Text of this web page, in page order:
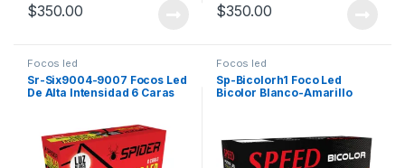
$350.00 $350.00
Focos led
Sr-Six9004-9007 Focos Led
De Alta Intensidad 6 Caras
Focos led
Sp-Bicolorh1 Foco Led
Bicolor Blanco-Amarillo